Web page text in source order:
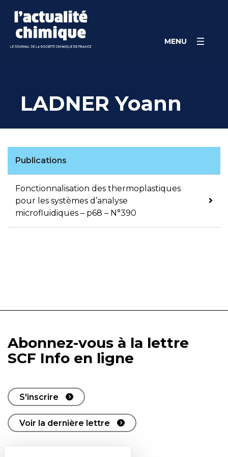
content
MENU
LADNER Yoann
Publications
Fonctionnalisation des thermoplastiques
pour les systèmes d’analyse
microfluidiques – p68 – N°390
Abonnez-vous à la lettre
SCF Info en ligne
S'inscrire
Voir la dernière lettre